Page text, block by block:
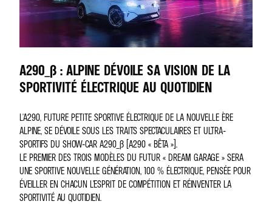
A290_Β : ALPINE DÉVOILE SA VISION DE LA
SPORTIVITÉ ÉLECTRIQUE AU QUOTIDIEN
L'A290, FUTURE PETITE SPORTIVE ÉLECTRIQUE DE LA NOUVELLE ÈRE
ALPINE, SE DÉVOILE SOUS LES TRAITS SPECTACULAIRES ET ULTRA-
SPORTIFS DU SHOW-CAR A290_Β (A290 « BÊTA »).
LE PREMIER DES TROIS MODÈLES DU FUTUR « DREAM GARAGE » SERA
UNE SPORTIVE NOUVELLE GÉNÉRATION, 100 % ÉLECTRIQUE, PENSÉE POUR
ÉVEILLER EN CHACUN L’ESPRIT DE COMPÉTITION ET RÉINVENTER LA
SPORTIVITÉ AU QUOTIDIEN.